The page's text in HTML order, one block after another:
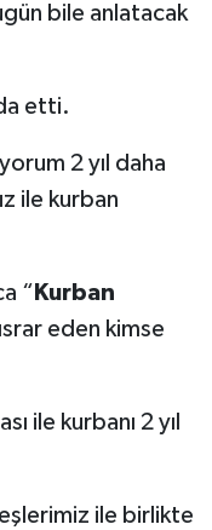
bile anlatacak
etti.
2 yıl daha
ile kurban
“ Kurban
eden kimse
ile kurbanı 2 yıl
ile birlikte